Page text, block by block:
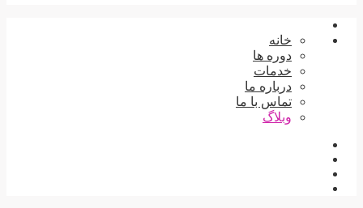
خانه
دوره ها
خدمات
درباره ما
تماس با ما
وبلاگ